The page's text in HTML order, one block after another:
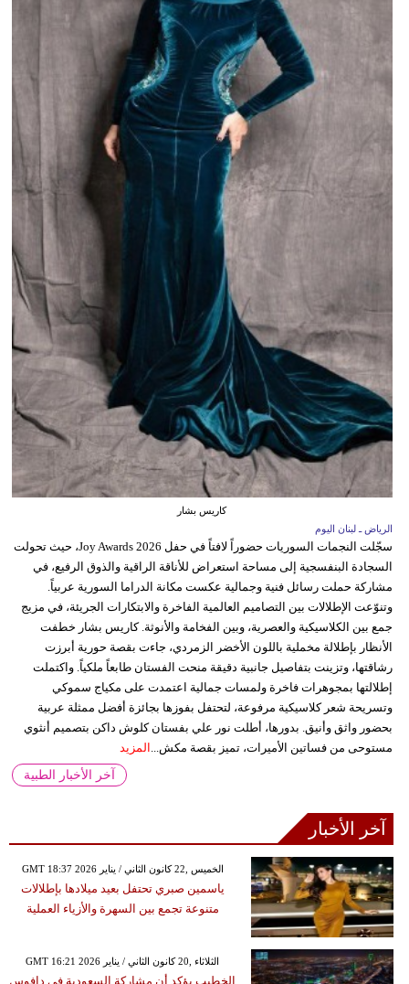
كاريس بشار
الرياض ـ لبنان اليوم
سجّلت النجمات السوريات حضوراً لافتاً في حفل Joy Awards 2026، حيث تحولت
السجادة البنفسجية إلى مساحة استعراض للأناقة الراقية والذوق الرفيع، في
مشاركة حملت رسائل فنية وجمالية عكست مكانة الدراما السورية عربياً.
وتنوّعت الإطلالات بين التصاميم العالمية الفاخرة والابتكارات الجريئة، في مزيج
جمع بين الكلاسيكية والعصرية، وبين الفخامة والأنوثة. كاريس بشار خطفت
الأنظار بإطلالة مخملية باللون الأخضر الزمردي، جاءت بقصة حورية أبرزت
رشاقتها، وتزينت بتفاصيل جانبية دقيقة منحت الفستان طابعاً ملكياً. واكتملت
إطلالتها بمجوهرات فاخرة ولمسات جمالية اعتمدت على مكياج سموكي
وتسريحة شعر كلاسيكية مرفوعة، لتحتفل بفوزها بجائزة أفضل ممثلة عربية
بحضور واثق وأنيق. بدورها، أطلت نور علي بفستان كلوش داكن بتصميم أنثوي
مستوحى من فساتين الأميرات، تميز بقصة مكش... المزيد
آخر الأخبار الطبية
آخر الأخبار
GMT 18:37 2026 الخميس ,22 كانون الثاني / يناير
ياسمين صبري تحتفل بعيد ميلادها بإطلالات
متنوعة تجمع بين السهرة والأزياء العملية
GMT 16:21 2026 الثلاثاء ,20 كانون الثاني / يناير
الخطيب يؤكد أن مشاركة السعودية في دافوس